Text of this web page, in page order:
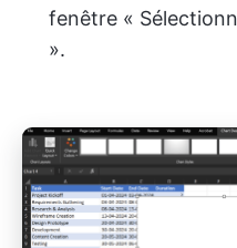
fenêtre «
».